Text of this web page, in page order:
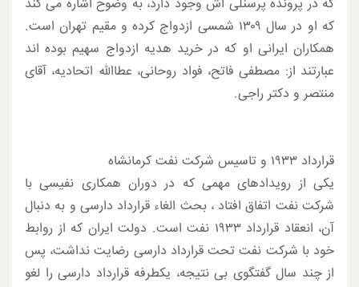
که در پرونده پرسنلی اش وجود دارد، به وضوح اشاره می کند
که او در سال ۱۳۰۹ شمسی ازدواج کرده و مقیم تهران است.
همکاران ایرانی او که در خرید هدیه ازدواج سهیم بوده اند
عبارتند از: مصطفی فاتح، فواد روحانی، عطاالله اتحادیه، آقای
منتصر و دکتر راجی.
قرارداد ۱۹۳۳ و تاسیس شرکت نفت کرمانشاه
یکی از رویدادهای مهمی که در دوران همکاری نفیسی با
شرکت نفت اتفاق افتاد ، بحث الغاء قرارداد دارسی و به دنبال
آن، انعقاد قرارداد ۱۹۳۳ نفت است. دولت ایران که از روابط
خود با شرکت نفت تحت قرارداد دارسی رضایت نداشت، پس
از چند سال گفتگوی بی نتیجه، یکطرفه قرارداد دارسی را لغو